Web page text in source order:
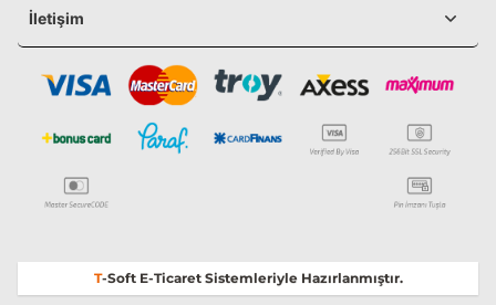
İletişim
T-Soft E-TicaretSistemleriyle Hazırlanmıştır.